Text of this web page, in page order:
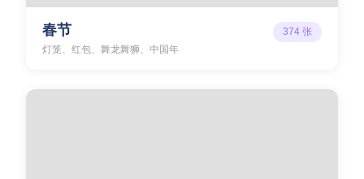
春节
灯笼、红包、舞龙舞狮、中国年
374 张